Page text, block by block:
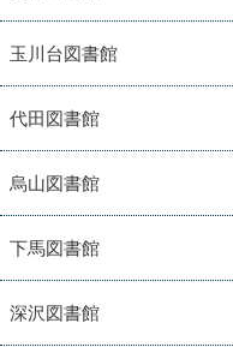
玉川台図書館
代田図書館
烏山図書館
下馬図書館
深沢図書館